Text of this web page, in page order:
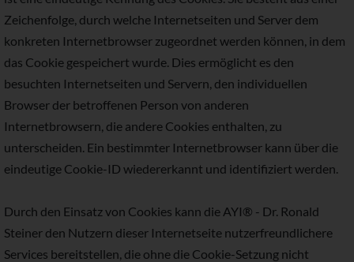
Zeichenfolge, durch welche Internetseiten und Server dem
konkreten Internetbrowser zugeordnet werden können, in dem
das Cookie gespeichert wurde. Dies ermöglicht es den
besuchten Internetseiten und Servern, den individuellen
Browser der betroffenen Person von anderen
Internetbrowsern, die andere Cookies enthalten, zu
unterscheiden. Ein bestimmter Internetbrowser kann über die
eindeutige Cookie-ID wiedererkannt und identifiziert werden.
Durch den Einsatz von Cookies kann die AYI® - Dr. Ronald
Steiner den Nutzern dieser Internetseite nutzerfreundlichere
Services bereitstellen, die ohne die Cookie-Setzung nicht